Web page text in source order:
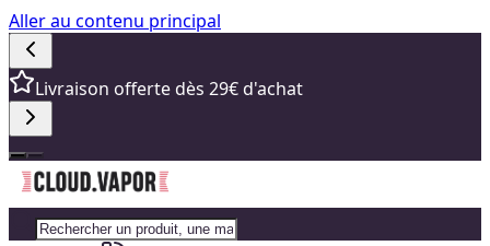
Aller au contenu principal
Livraison offerte dès 29€ d'achat